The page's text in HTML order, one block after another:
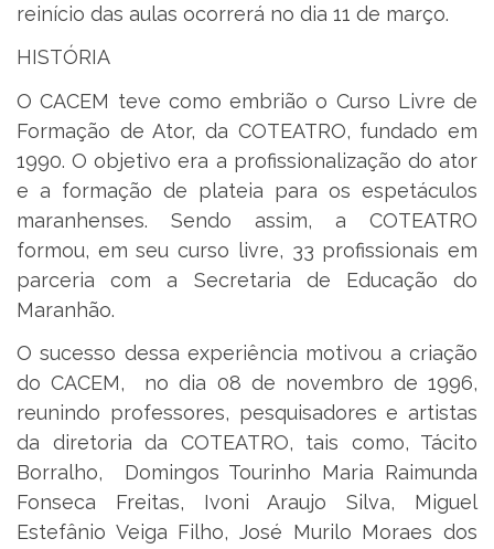
reinício das aulas ocorrerá no dia 11 de março.
HISTÓRIA
O CACEM teve como embrião o Curso Livre de
Formação de Ator, da COTEATRO, fundado em
1990. O objetivo era a profissionalização do ator
e a formação de plateia para os espetáculos
maranhenses. Sendo assim, a COTEATRO
formou, em seu curso livre, 33 profissionais em
parceria com a Secretaria de Educação do
Maranhão.
O sucesso dessa experiência motivou a criação
do CACEM, no dia 08 de novembro de 1996,
reunindo professores, pesquisadores e artistas
da diretoria da COTEATRO, tais como, Tácito
Borralho, Domingos Tourinho Maria Raimunda
Fonseca Freitas, Ivoni Araujo Silva, Miguel
Estefânio Veiga Filho, José Murilo Moraes dos